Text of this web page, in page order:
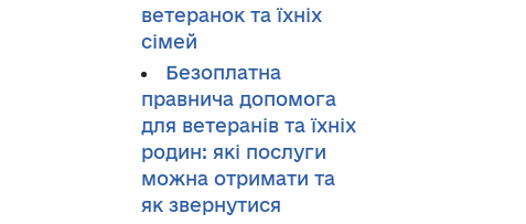
ветеранок та їхніх
сімей
Безоплатна
правнича допомога
для ветеранів та їхніх
родин: які послуги
можна отримати та
як звернутися